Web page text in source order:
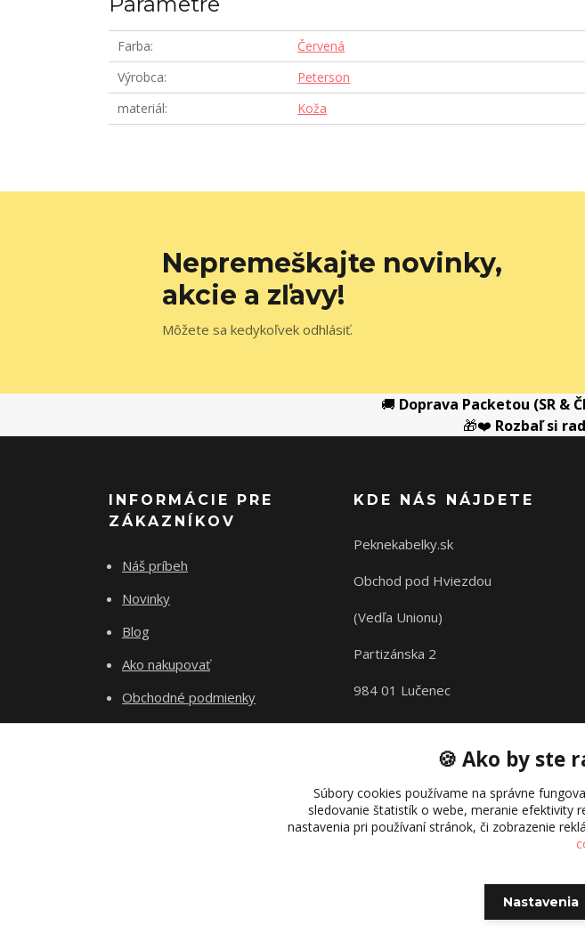
Farba
Červená
Výrobca
Peterson
materiál
Koža
Nepremeškajte novinky,
akcie a zľavy!
Môžete sa kedykoľvek odhlásiť.
🚚 Doprava Packetou (SR &
🎁❤️ Rozbaľ si
INFORMÁCIE PRE
ZÁKAZNÍKOV
Náš príbeh
Novinky
Blog
Ako nakupovať
Obchodné podmienky
KDE NÁS NÁJDETE
Peknekabelky.sk
Obchod pod Hviezdou
(Vedľa Unionu)
Partizánska 2
984 01 Lučenec
🍪 Ako by ste
Súbory cookies používame na správne
sledovanie štatistík o webe, meranie efektivity
nastavenia pri používaní stránok, či zobrazenie
Nastavenia